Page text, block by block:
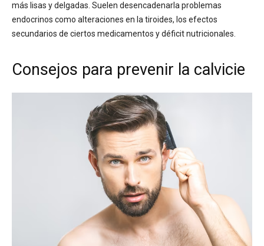
más lisas y delgadas. Suelen desencadenarla problemas
endocrinos como alteraciones en la tiroides, los efectos
secundarios de ciertos medicamentos y déficit nutricionales.
Consejos para prevenir la calvicie